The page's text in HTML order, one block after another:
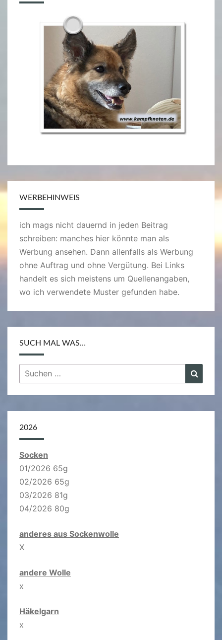
WERBEHINWEIS
ich mags nicht dauernd in jeden Beitrag
schreiben: manches hier könnte man als
Werbung ansehen. Dann allenfalls als Werbung
ohne Auftrag und ohne Vergütung. Bei Links
handelt es sich meistens um Quellenangaben,
wo ich verwendete Muster gefunden habe.
SUCH MAL WAS…
Suchen
nach:
2026
Socken
01/2026 65g
02/2026 65g
03/2026 81g
04/2026 80g
anderes aus Sockenwolle
X
andere Wolle
x
Häkelgarn
x